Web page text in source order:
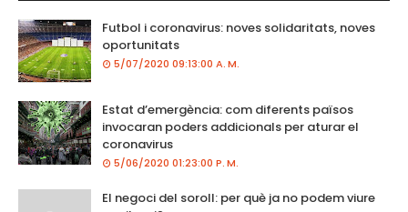
Futbol i coronavirus: noves solidaritats, noves
oportunitats
5/07/2020 09:13:00 A. M.
Estat d’emergència: com diferents països
invocaran poders addicionals per aturar el
coronavirus
5/06/2020 01:23:00 P. M.
El negoci del soroll: per què ja no podem viure